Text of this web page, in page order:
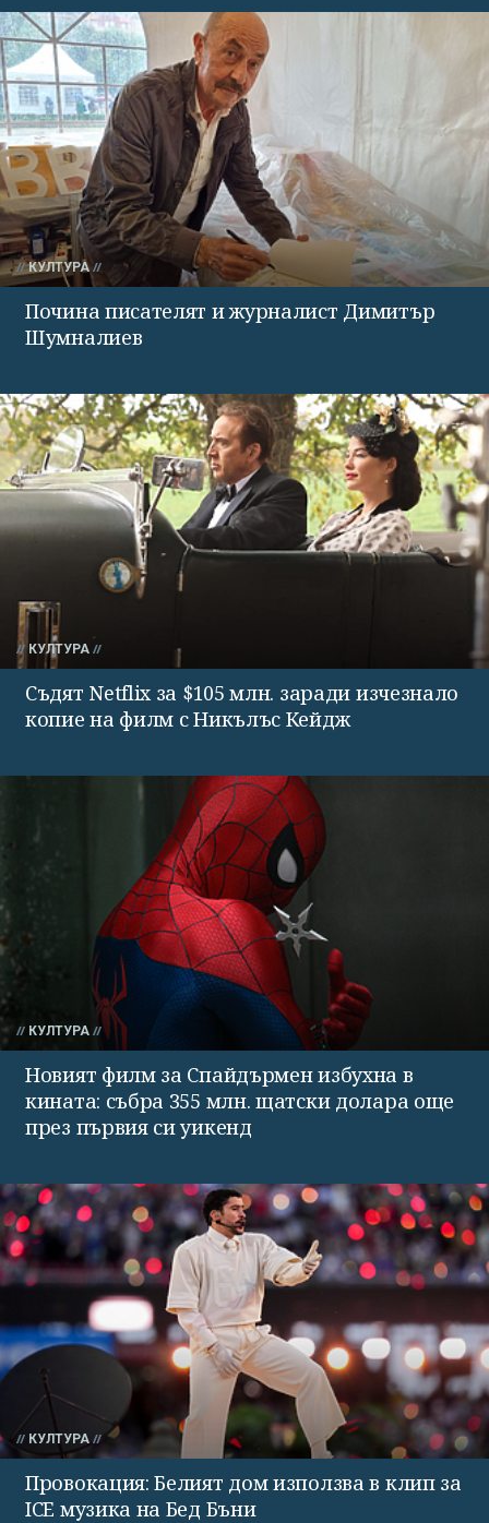
КУЛТУРА
Почина писателят и журналист Димитър
Шумналиев
КУЛТУРА
Съдят Netflix за $105 млн. заради изчезнало
копие на филм с Никълъс Кейдж
КУЛТУРА
Новият филм за Спайдърмен избухна в
кината: събра 355 млн. щатски долара още
през първия си уикенд
КУЛТУРА
Провокация: Белият дом използва в клип за
ICE музика на Бед Бъни